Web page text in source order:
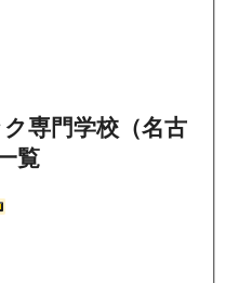
専門学校（名古
覧